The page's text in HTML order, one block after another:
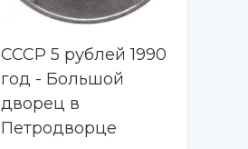
СССР 5 рублей 1990
год - Большой
дворец в
Петродворце